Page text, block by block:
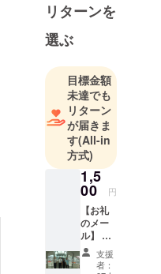
営んでおり
ます。浅草
を拠点にお
台場海浜公
園、豊洲や
日の出桟橋
などの区間
を毎日運航
しておりま
す。漫画・
アニメ界の
巨匠、松本
零士氏がデ
ザインした
「ヒミコ」
リターンを
選ぶ
目標金額
未達でも
リターン
が届きま
す(All-in
方式)
1,5
00 円
【お礼
のメー
ル】 応
援いた
だいた
支援
者：